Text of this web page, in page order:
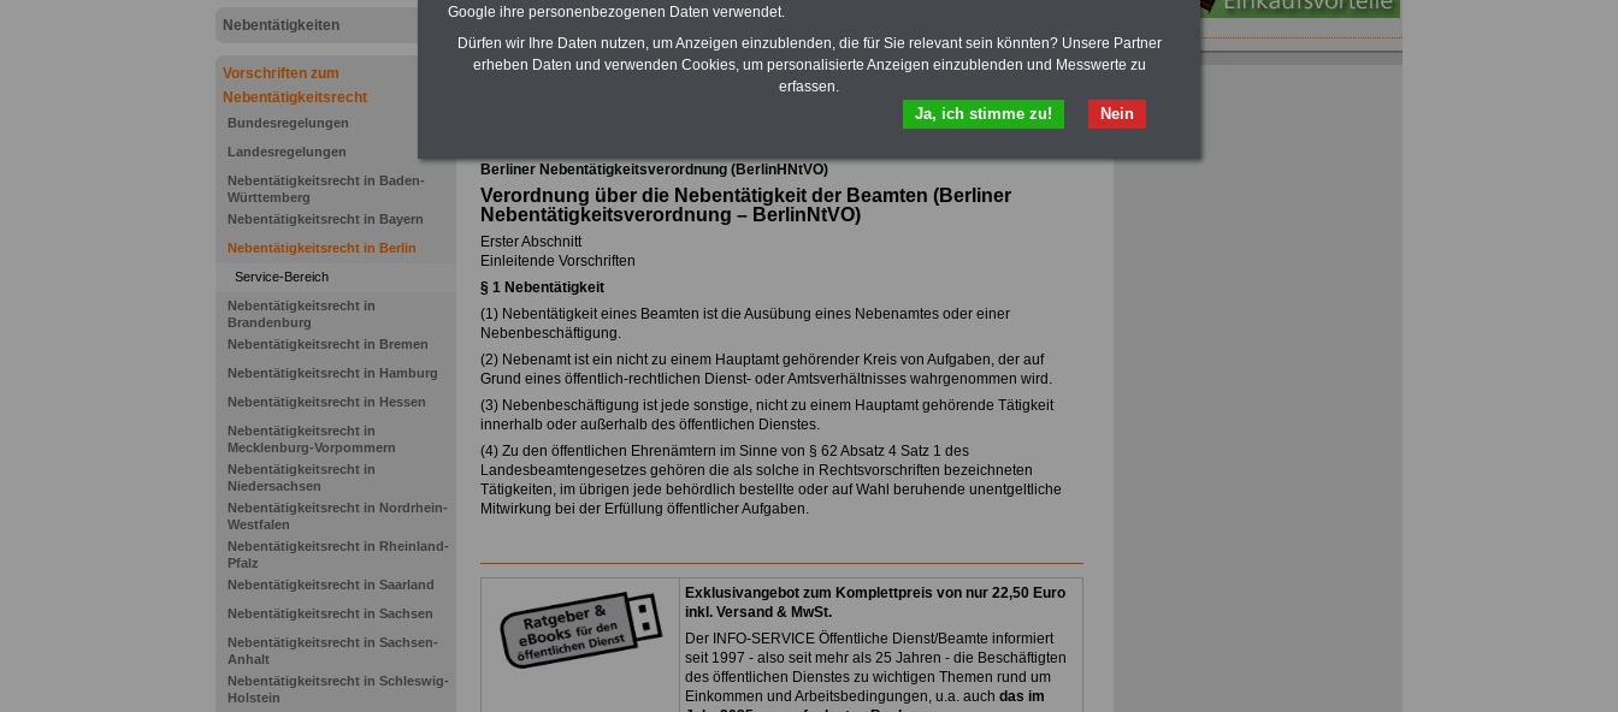
Nebentätigkeiten
Vorschriften zum
Nebentätigkeitsrecht
Bundesregelungen
Landesregelungen
Nebentätigkeitsrecht in Baden-
Württemberg
Nebentätigkeitsrecht in Bayern
Nebentätigkeitsrecht in Berlin
Service-Bereich
Nebentätigkeitsrecht in
Brandenburg
Nebentätigkeitsrecht in Bremen
Nebentätigkeitsrecht in Hamburg
Nebentätigkeitsrecht in Hessen
Nebentätigkeitsrecht in
Mecklenburg-Vorpommern
Nebentätigkeitsrecht in
Niedersachsen
Nebentätigkeitsrecht in Nordrhein-
Westfalen
Nebentätigkeitsrecht in Rheinland-
Pfalz
Nebentätigkeitsrecht in Saarland
Nebentätigkeitsrecht in Sachsen
Nebentätigkeitsrecht in Sachsen-
Anhalt
Nebentätigkeitsrecht in Schleswig-
Holstein
>>>hier kann man das eBook für 7,50
Euro bestellen.
Zurück zur Übersicht der (Landesnebentätigkeitsverordnung - BerlinNtVO)
Berliner Nebentätigkeitsverordnung (BerlinHNtVO)
Verordnung über die Nebentätigkeit der Beamten (Berliner
Nebentätigkeitsverordnung – BerlinNtVO)
Erster Abschnitt
Einleitende Vorschriften
§ 1 Nebentätigkeit
(1) Nebentätigkeit eines Beamten ist die Ausübung eines Nebenamtes oder einer
Nebenbeschäftigung.
(2) Nebenamt ist ein nicht zu einem Hauptamt gehörender Kreis von Aufgaben, der auf
Grund eines öffentlich-rechtlichen Dienst- oder Amtsverhältnisses wahrgenommen wird.
(3) Nebenbeschäftigung ist jede sonstige, nicht zu einem Hauptamt gehörende Tätigkeit
innerhalb oder außerhalb des öffentlichen Dienstes.
(4) Zu den öffentlichen Ehrenämtern im Sinne von § 62 Absatz 4 Satz 1 des
Landesbeamtengesetzes gehören die als solche in Rechtsvorschriften bezeichneten
Tätigkeiten, im übrigen jede behördlich bestellte oder auf Wahl beruhende unentgeltliche
Mitwirkung bei der Erfüllung öffentlicher Aufgaben.
Exklusivangebot zum Komplettpreis von nur 22,50 Euro
inkl. Versand & MwSt.
Der INFO-SERVICE Öffentliche Dienst/Beamte informiert
seit 1997 - also seit mehr als 25 Jahren - die Beschäftigten
des öffentlichen Dienstes zu wichtigen Themen rund um
Einkommen und Arbeitsbedingungen, u.a. auch das im
Google ihre personenbezogenen Daten verwendet.
Dürfen wir Ihre Daten nutzen, um Anzeigen einzublenden, die für Sie relevant sein könnten? Unsere Partner
erheben Daten und verwenden Cookies, um personalisierte Anzeigen einzublenden und Messwerte zu
erfassen.
Nein
Ja, ich stimme zu!